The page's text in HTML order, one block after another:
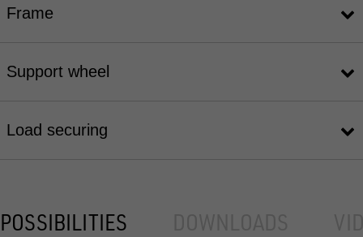
Frame
Support wheel
Load securing
POSSIBILITIES